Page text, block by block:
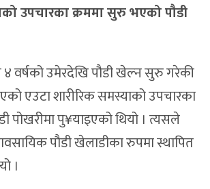
उपचारका क्रममा सुरु भएको पौडी
४ वर्षको उमेरदेखि पौडी खेल्न सुरु गरेकी
एउटा शारीरिक समस्याको उपचारका
पोखरीमा पु¥याइएको थियो । त्यसले
पौडी खेलाडीका रुपमा स्थापित
।